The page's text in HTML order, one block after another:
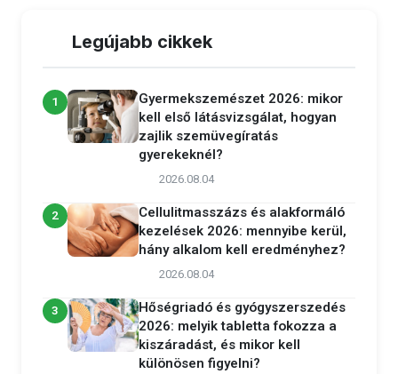
Legújabb cikkek
1
Gyermekszemészet 2026: mikor
kell első látásvizsgálat, hogyan
zajlik szemüvegíratás
gyerekeknél?
2026.08.04
2
Cellulitmasszázs és alakformáló
kezelések 2026: mennyibe kerül,
hány alkalom kell eredményhez?
2026.08.04
3
Hőségriadó és gyógyszerszedés
2026: melyik tabletta fokozza a
kiszáradást, és mikor kell
különösen figyelni?